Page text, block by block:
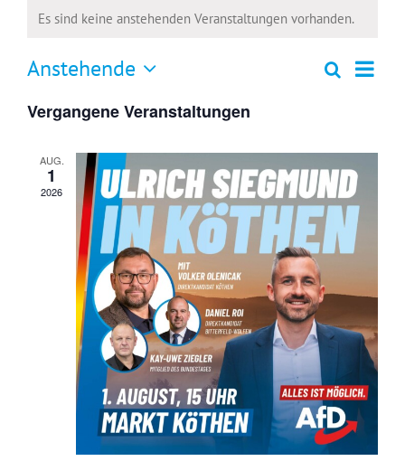
Es sind keine anstehenden Veranstaltungen vorhanden.
Ansichten,
Navigation
Suche
Liste
Anstehende
wählen.
Vergangene Veranstaltungen
AUG.
1
2026